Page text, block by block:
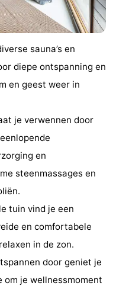
sauna’s en
diepe ontspanning en
en geest weer in
je verwennen door
en
steenmassages en
tuin vind je een
en comfortabele
in de zon.
door geniet je
je wellnessmoment